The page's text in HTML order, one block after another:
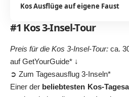
Kos Ausflüge auf eigene Faust
#1 Kos 3-Insel-Tour
Preis für die Kos 3-Insel-Tour: ca.
auf GetYourGuide* ↓
➲ Zum Tagesausflug 3-Inseln*
Einer der beliebtesten Kos-